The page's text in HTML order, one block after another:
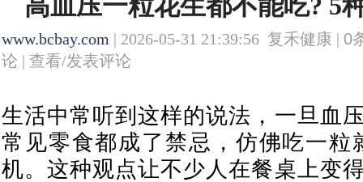
高血压一粒花生都不能吃? 5
www.bcbay.com | 2026-05-31 21:39:56 复禾健康 | 0
论 | 查看/发表评论
生活中常听到这样的说法，一旦血
常见零食都成了禁忌，仿佛吃一粒
机。这种观点让不少人在餐桌上变